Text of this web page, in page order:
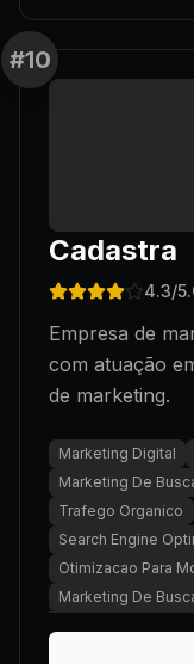
#10
Cadastra
4.3/
Empresa de
com atuação
de marketing.
Marketing Digital
Marketing De
Trafego Organico
Search Engine
Otimizacao Para
Marketing De